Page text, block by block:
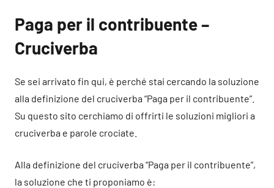
Paga per il contribuente –
Cruciverba
Se sei arrivato fin qui, è perché stai cercando la soluzione
alla definizione del cruciverba “Paga per il contribuente”.
Su questo sito cerchiamo di offrirti le soluzioni migliori a
cruciverba e parole crociate.
Alla definizione del cruciverba “Paga per il contribuente”,
la soluzione che ti proponiamo è: